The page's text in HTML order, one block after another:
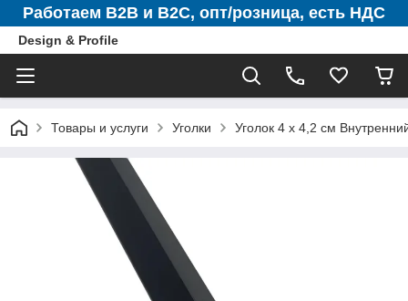
Работаем B2B и B2C, опт/розница, есть НДС
Design & Profile
Товары и услуги Уголки Уголок 4 х 4,2 см